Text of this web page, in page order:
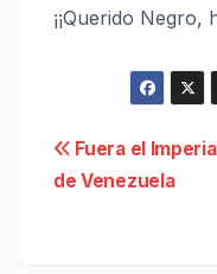
¡¡Querido Negro,
de
Fuera el
de Venezuela